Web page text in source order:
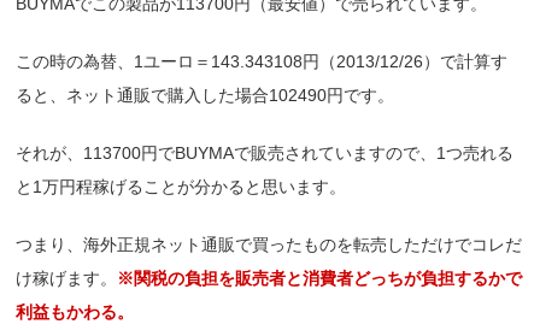
この時の為替、1ユーロ＝143.343108円（2013/12/26）で計算す
ると、ネット通販で購入した場合102490円です。
それが、113700円でBUYMAで販売されていますので、1つ売れる
と1万円程稼げることが分かると思います。
つまり、海外正規ネット通販で買ったものを転売しただけでコレだ
け稼げます。 ※関税の負担を販売者と消費者どっちが負担するかで
利益もかわる。